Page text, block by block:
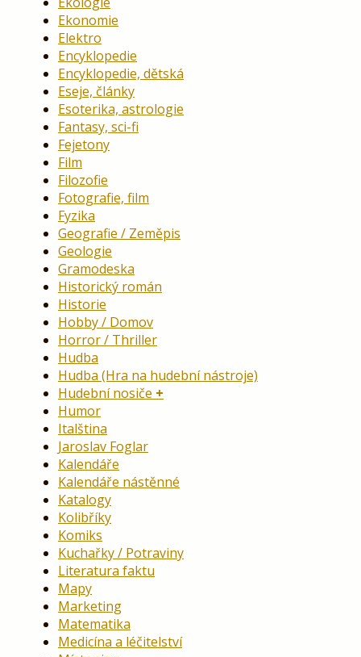
Ekonomie
Elektro
Encyklopedie
Encyklopedie, dětská
Eseje, články
Esoterika, astrologie
Fantasy, sci-fi
Fejetony
Film
Filozofie
Fotografie, film
Fyzika
Geografie / Zeměpis
Geologie
Gramodeska
Historický román
Historie
Hobby / Domov
Horror / Thriller
Hudba
Hudba (Hra na hudební nástroje)
Hudební nosiče
Humor
Italština
Jaroslav Foglar
Kalendáře
Kalendáře nástěnné
Katalogy
Kolibříky
Komiks
Kuchařky / Potraviny
Literatura faktu
Mapy
Marketing
Matematika
Medicína a léčitelství